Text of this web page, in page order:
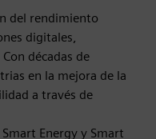
del rendimiento
digitales,
décadas de
en la mejora de la
a través de
Energy y Smart